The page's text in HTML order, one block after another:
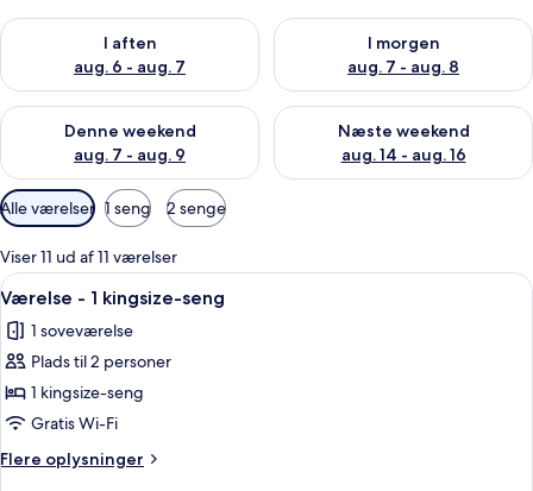
I aften
aug. 6 - aug. 7
Tjek tilgængelighed for i aften aug. 6 - aug. 7
I morgen
aug. 7 - aug. 8
Tjek tilgængelighed for i
Denne weekend
aug. 7 - aug. 9
Tjek tilgængelighed for denne weekend aug. 7 - aug. 9
Næste weekend
aug. 14 - aug. 16
Tjek tilgængelighed for næste
Tilgængelige
filtre
for
værelser
Alle værelser 1 seng 2 senge
Viser 11 ud af 11 værelser
Indlæs
alle
billeder
af
Værelse
-
1
kingsize-
Et hotelværelse med en stor seng,
6
Værelse - 1 kingsize-seng
1 soveværelse
Plads til 2 personer
1 kingsize-seng
Gratis Wi-Fi
Flere oplysninger
Flere